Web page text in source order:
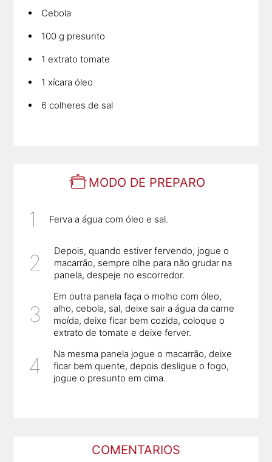
Cebola
100 g presunto
1 extrato tomate
1 xícara óleo
6 colheres de sal
MODO DE PREPARO
Ferva a água com óleo e sal.
Depois, quando estiver fervendo, jogue o
macarrão, sempre olhe para não grudar na
panela, despeje no escorredor.
Em outra panela faça o molho com óleo,
alho, cebola, sal, deixe sair a água da carne
moída, deixe ficar bem cozida, coloque o
extrato de tomate e deixe ferver.
Na mesma panela jogue o macarrão, deixe
ficar bem quente, depois desligue o fogo,
jogue o presunto em cima.
COMENTARIOS